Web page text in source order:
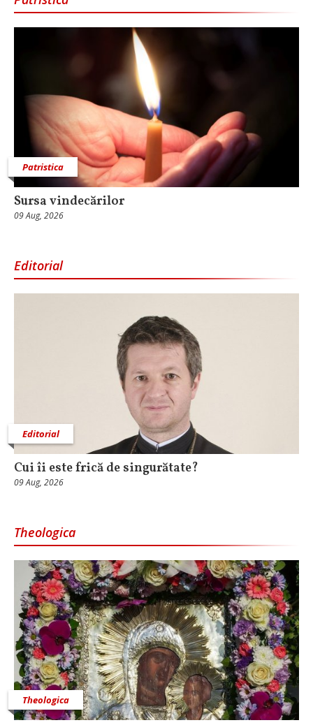
Patristica
Sursa vindecărilor
09 Aug, 2026
Editorial
Editorial
Cui îi este frică de singurătate?
09 Aug, 2026
Theologica
Theologica